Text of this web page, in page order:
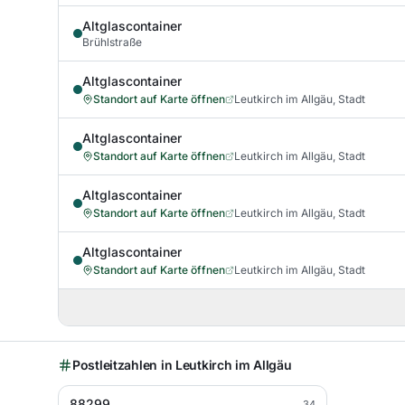
Altglascontainer
Brühlstraße
Altglascontainer
Standort auf Karte öffnen Leutkirch im Allgäu, Stadt
Altglascontainer
Standort auf Karte öffnen Leutkirch im Allgäu, Stadt
Altglascontainer
Standort auf Karte öffnen Leutkirch im Allgäu, Stadt
Altglascontainer
Standort auf Karte öffnen Leutkirch im Allgäu, Stadt
Postleitzahlen in Leutkirch im Allgäu